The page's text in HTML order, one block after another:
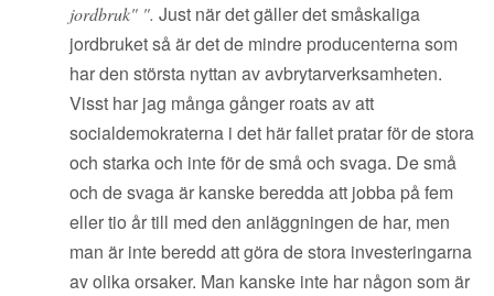
jordbruk" ". Just när det gäller det småskaliga
jordbruket så är det de mindre producenterna som
har den största nyttan av avbrytarverksamheten.
Visst har jag många gånger roats av att
socialdemokraterna i det här fallet pratar för de stora
och starka och inte för de små och svaga. De små
och de svaga är kanske beredda att jobba på fem
eller tio år till med den anläggningen de har, men
man är inte beredd att göra de stora investeringarna
av olika orsaker. Man kanske inte har någon som är